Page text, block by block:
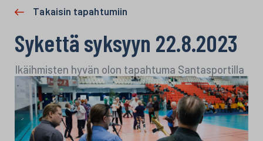
Takaisin tapahtumiin
Sykettä syksyyn 22.8.2023
Ikäihmisten hyvän olon tapahtuma Santasportilla